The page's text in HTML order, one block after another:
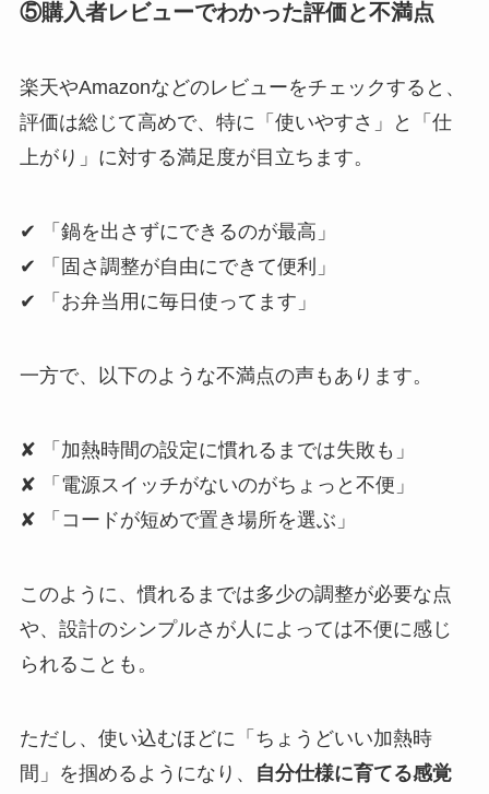
⑤購入者レビューでわかった評価と不満点
楽天やAmazonなどのレビューをチェックすると、
評価は総じて高めで、特に「使いやすさ」と「仕
上がり」に対する満足度が目立ちます。
✔ 「鍋を出さずにできるのが最高」
✔ 「固さ調整が自由にできて便利」
✔ 「お弁当用に毎日使ってます」
一方で、以下のような不満点の声もあります。
✘ 「加熱時間の設定に慣れるまでは失敗も」
✘ 「電源スイッチがないのがちょっと不便」
✘ 「コードが短めで置き場所を選ぶ」
このように、慣れるまでは多少の調整が必要な点
や、設計のシンプルさが人によっては不便に感じ
られることも。
ただし、使い込むほどに「ちょうどいい加熱時
間」を掴めるようになり、
自分仕様に育てる感覚